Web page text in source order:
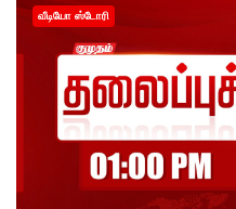
வீடியோ ஸ்டோரி